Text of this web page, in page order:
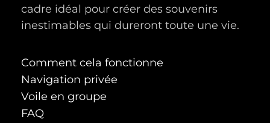
cadre idéal pour créer des souvenirs
inestimables qui dureront toute une vie.
Comment cela fonctionne
Navigation privée
Voile en groupe
FAQ